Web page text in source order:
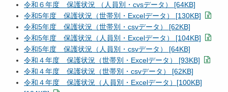
令和６年度 保護状況 （人員別・cvsデータ） [64KB]
令和5年度 保護状況（世帯別・Excelデータ） [130KB]
令和5年度 保護状況（世帯別・csvデータ） [62KB]
令和5年度 保護状況（人員別・Excelデータ） [104KB]
令和5年度 保護状況（人員別・csvデータ） [64KB]
令和４年度 保護状況（世帯別・Excelデータ） [93KB]
令和４年度 保護状況（世帯別・csvデータ） [62KB]
令和４年度 保護状況（人員別・Excelデータ）[100KB]